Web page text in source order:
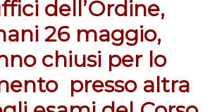
dell’Ordine,
26 maggio,
chiusi per lo
presso altra